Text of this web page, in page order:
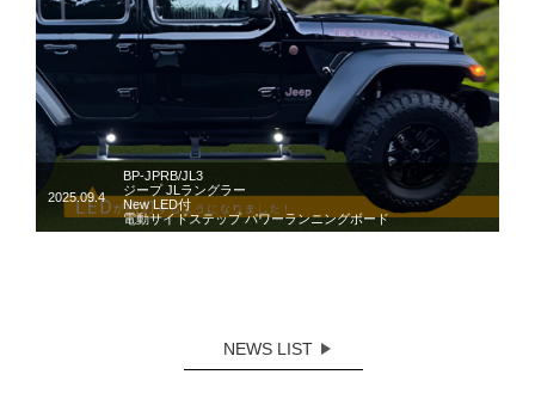
2025.09.4
BP-JPRB/JL3
ジープ JLラングラー
New LED付
電動サイドステップ パワーランニングボード
NEWS LIST